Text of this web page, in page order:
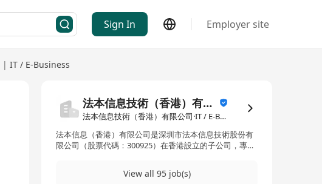
Sign In Employer site
| IT / E-Business
法本信息技術（香港）有限公司
法本信息技術（香港）有限公司·IT / E-Business
法本信息（香港）有限公司是深圳市法本信息技術股份有
限公司（股票代碼：300925）在香港設立的子公司，專注
國內地的技術積累與行業經驗，致力為亞太區及全球客戶
View all 95 job(s)